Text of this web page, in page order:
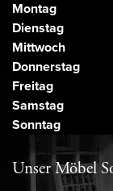
Montag
Dienstag
Mittwoch
Donnerstag
Freitag
Samstag
Sonntag
Unser Möbel